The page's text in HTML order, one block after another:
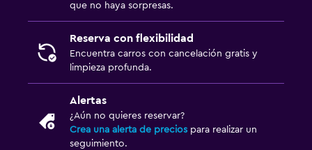
que no haya sorpresas.
Reserva con flexibilidad
Encuentra carros con cancelación gratis y
limpieza profunda.
Alertas
¿Aún no quieres reservar?
Crea una alerta de precios para realizar un
seguimiento.